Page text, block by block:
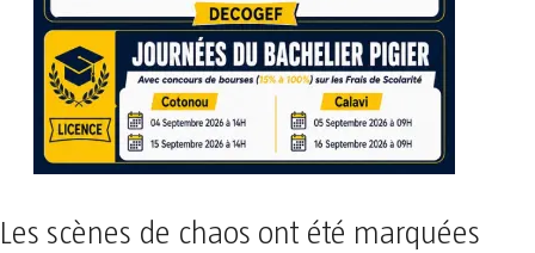
Les scènes de chaos ont été marquées